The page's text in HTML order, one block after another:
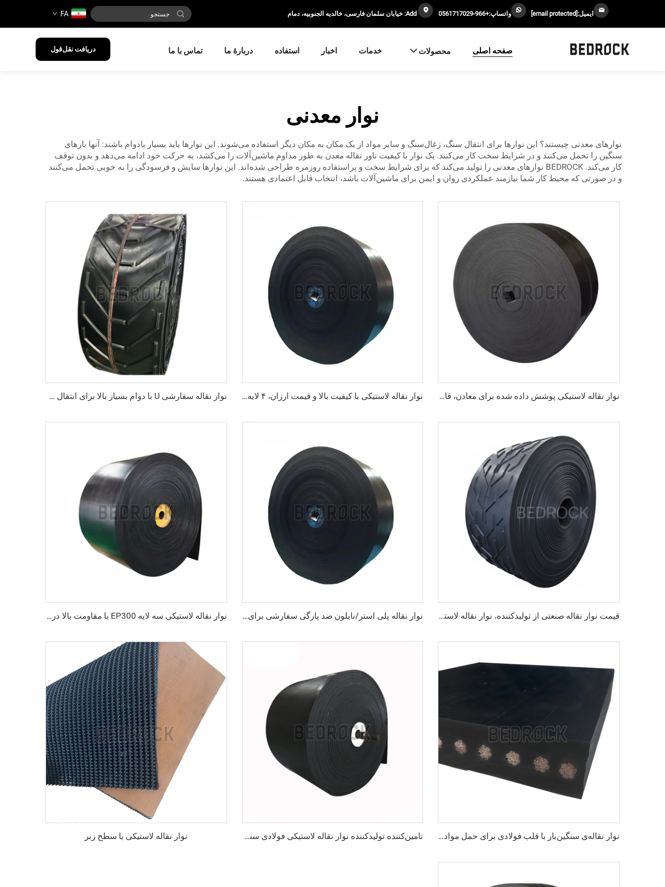
ایمیل: واتساپ:+966-0561717029
FA
صفحه اصلی محصولات خدمات اخبار استفاده دربارهٔ ما تماس با ما دریافت نقل‌قول
نوار معدنی
نوارهای معدنی چیستند؟ این نوارها برای انتقال سنگ، زغال‌سنگ و سایر مواد از یک مکان به مکان دیگر استفاده می‌شوند. این نوارها باید بسیار بادوام باشند: آنها بارهای
سنگین را تحمل می‌کنند و در شرایط سخت کار می‌کنند. یک نوار با کیفیت ناور نقاله معدن به طور مداوم ماشین‌آلات را می‌کشد، به حرکت خود ادامه می‌دهد و بدون توقف
کار می‌کند. BEDROCK نوارهای معدنی را تولید می‌کند که برای شرایط سخت و پراستفاده روزمره طراحی شده‌اند. این نوارها سایش و فرسودگی را به خوبی تحمل می‌کنند
و در صورتی که محیط کار شما نیازمند عملکردی روان و ایمن برای ماشین‌آلات باشد، انتخاب قابل اعتمادی هستند.
نوار نقاله لاستیکی پوشش داده شده برای معادن، قابل تنظیم و با سرعت بالا، نوار نقاله Ep از کارخانه نوار نقاله لاستیکی با کیفیت بالا و قیمت ارزان، ۴ لایه‌ای، عرض ۸۰۰ میلی‌متری، نوار نقاله EP برای معادن، سنگ‌شکن‌ها و شیب‌های سنگی نوار نقاله سفارشی U با دوام بسیار بالا برای انتقال مواد با دمای بالا
قیمت نوار نقاله صنعتی از تولیدکننده، نوار نقاله لاستیکی شیاردار EP250 مقاوم برای معادن نوار نقاله پلی استر/نایلون ضد پارگی سفارشی برای خط خردایش سنگ‌ها در کارخانه‌ها و صنایع خرده‌فروشی نوار نقاله لاستیکی سه لایه EP300 با مقاومت بالا در برابر سایش، عرض 800 میلی‌متر/1000 میلی‌متر/1200 میلی‌متر برای معادن زغال‌سنگ
نوار نقاله‌ی سنگین‌بار با قلب فولادی برای حمل مواد سایه‌دار سیمان و معادن در فواصل طولانی تامین‌کننده تولیدکننده نوار نقاله لاستیکی فولادی سنگین برای صنایع معدنی نوار نقاله لاستیکی با سطح زبر